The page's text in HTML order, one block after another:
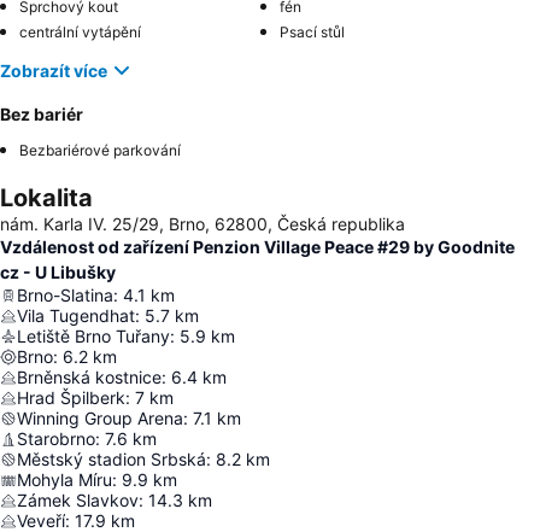
Sprchový kout
fén
centrální vytápění
Psací stůl
Zobrazít více
Bez bariér
Bezbariérové parkování
Lokalita
nám. Karla IV. 25/29, Brno, 62800, Česká republika
Vzdálenost od zařízení Penzion Village Peace #29 by Goodnite
cz - U Libušky
Brno-Slatina: 4.1 km
Vila Tugendhat: 5.7 km
Letiště Brno Tuřany: 5.9 km
Brno: 6.2 km
Brněnská kostnice: 6.4 km
Hrad Špilberk: 7 km
Winning Group Arena: 7.1 km
Starobrno: 7.6 km
Městský stadion Srbská: 8.2 km
Mohyla Míru: 9.9 km
Zámek Slavkov: 14.3 km
Veveří: 17.9 km